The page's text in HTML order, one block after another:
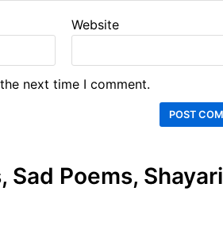
Website
next time I comment.
Sad Poems, Shayari